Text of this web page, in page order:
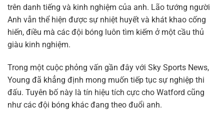
trên danh tiếng và kinh nghiệm của anh. Lão tướng người
Anh vẫn thể hiện được sự nhiệt huyết và khát khao cống
hiến, điều mà các đội bóng luôn tìm kiếm ở một cầu thủ
giàu kinh nghiệm.
Trong một cuộc phỏng vấn gần đây với Sky Sports News,
Young đã khẳng định mong muốn tiếp tục sự nghiệp thi
đấu. Tuyên bố này là tín hiệu tích cực cho Watford cũng
như các đội bóng khác đang theo đuổi anh.